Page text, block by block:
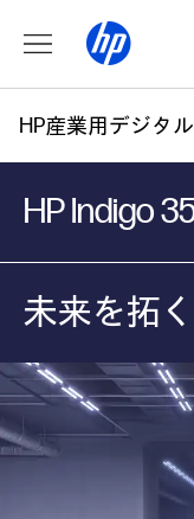
HP産業用デジタ
HP Indigo
未来を拓く